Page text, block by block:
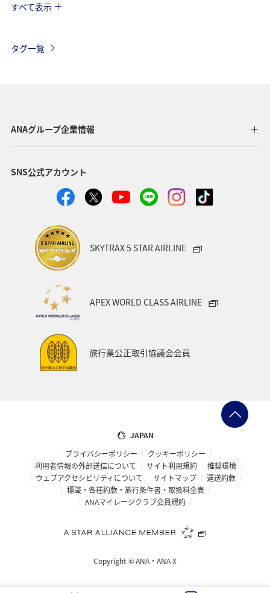
夏 川
マイルを貯める 宮城県 湖 ANA Mall
ライフ 日常
A-style秋特集 スズキ マアジ ヤマメ
すべて表示
タグ一覧
ANAグループ企業情報
SNS公式アカウント
SKYTRAX 5 STAR AIRLINE
APEX WORLD CLASS AIRLINE
旅行業公正取引協議会会員
JAPAN
プライバシーポリシー
クッキーポリシー
利用者情報の外部送信について
サイト利用規約
推奨環境
ウェブアクセシビリティについて
サイトマップ
運送約款
標識・各種約款・旅行条件書・取扱料金表
ANAマイレージクラブ会員規約
Copyright ©ANA・ANA X